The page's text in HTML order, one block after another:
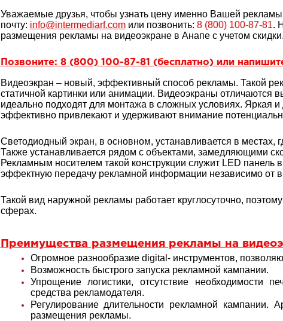
Уважаемые друзья, чтобы узнать цену именно Вашей
почту: info@intermediarf.comили позвонить: 8 (800) 100-87-81.
размещения рекламы на видеоэкране в Анапе с учетом
Позвоните: 8 (800) 100-87-81 (бесплатно) или
Видеоэкран – новый, эффективный способ рекламы. Такой
статичной картинки или анимации. Видеоэкраны отличаются
идеально подходят для монтажа в сложных условиях. Яркая
эффективно привлекают и удерживают внимание
Светодиодный экран, в основном, устанавливается в
Также устанавливается рядом с объектами, замедляющими
Рекламным носителем такой конструкции служит LED панель
эффектную передачу рекламной информации независимо от
Такой вид наружной рекламы работает круглосуточно,
сферах.
Преимущества размещения рекламы на
Огромное разнообразие digital- инструментов,
Возможность быстрого запуска рекламной кампании.
Упрощение логистики, отсутствие необходимости
средства рекламодателя.
Регулирование длительности рекламной
размещения рекламы.